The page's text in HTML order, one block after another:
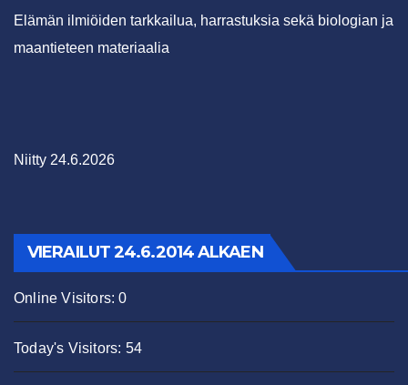
Elämän ilmiöiden tarkkailua, harrastuksia sekä biologian ja
maantieteen materiaalia
Niitty 24.6.2026
VIERAILUT 24.6.2014 ALKAEN
Online Visitors:0
Today's Visitors: 54